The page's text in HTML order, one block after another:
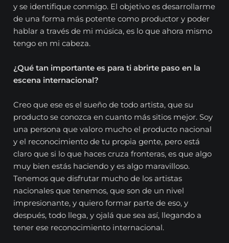
y se identifique conmigo. El objetivo es desarrollarme
de una forma más potente como productor y poder
hablar a través de mi música, es lo que ahora mismo
tengo en mi cabeza.
¿Qué tan importante es para ti abrirte paso en la
escena internacional?
Creo que ese es el sueño de todo artista, que su
producto se conozca en cuanto más sitios mejor. Soy
una persona que valoro mucho el producto nacional
y el reconocimiento de tu propia gente, pero está
claro que si lo que haces cruza fronteras, es que algo
muy bien estás haciendo y es algo maravilloso.
Tenemos que disfrutar mucho de los artistas
nacionales que tenemos, que son de un nivel
impresionante, y quiero formar parte de eso, y
después, todo llega, y ojalá que sea así, llegando a
tener ese reconocimiento internacional.